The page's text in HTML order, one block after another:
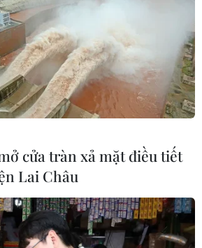
cửa tràn xả mặt điều tiết
Lai Châu